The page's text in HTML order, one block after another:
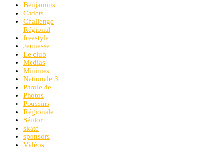
Benjamins
Cadets
Challenge
Régional
freestyle
Jeunesse
Le club
Médias
Minimes
Nationale 3
Parole de …
Photos
Poussins
Régionale
Sénior
skate
sponsors
Vidéos